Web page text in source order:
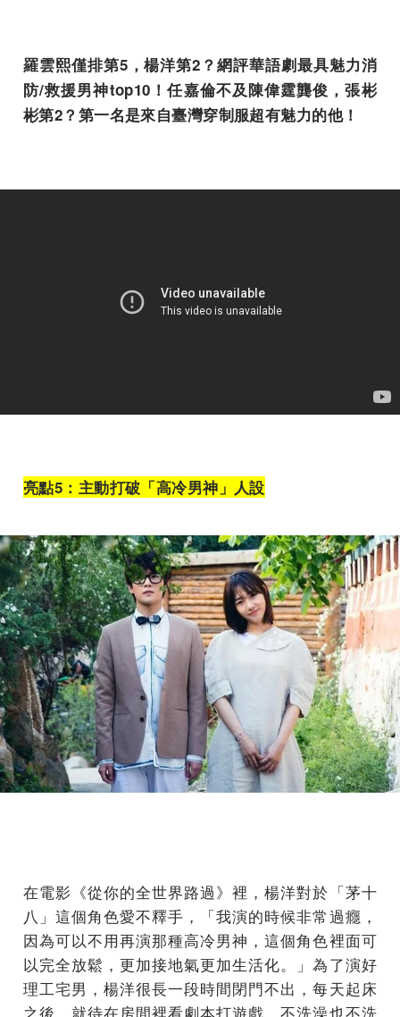
羅雲熙僅排第5 ，楊洋第2 ？網評華語劇最具魅力消
防/救援男神top10 ！任嘉倫不及陳偉霆龔俊，張彬
彬第2？第一名是來自臺灣穿制服超有魅力的他！
亮點5 ：主動打破「高冷男神」人設
在電影《從你的全世界路過》裡，楊洋對於「茅十
八」這個角色愛不釋手，「我演的時候非常過癮，
因為可以不用再演那種高冷男神，這個角色裡面可
以完全放鬆，更加接地氣更加生活化。」為了演好
理工宅男，楊洋很長一段時間閉門不出，每天起床
之後，就待在房間裡看劇本打遊戲，不洗澡也不洗